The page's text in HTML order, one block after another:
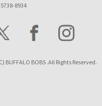
8934
BUFFALO BOBS .All Rights Reserved.